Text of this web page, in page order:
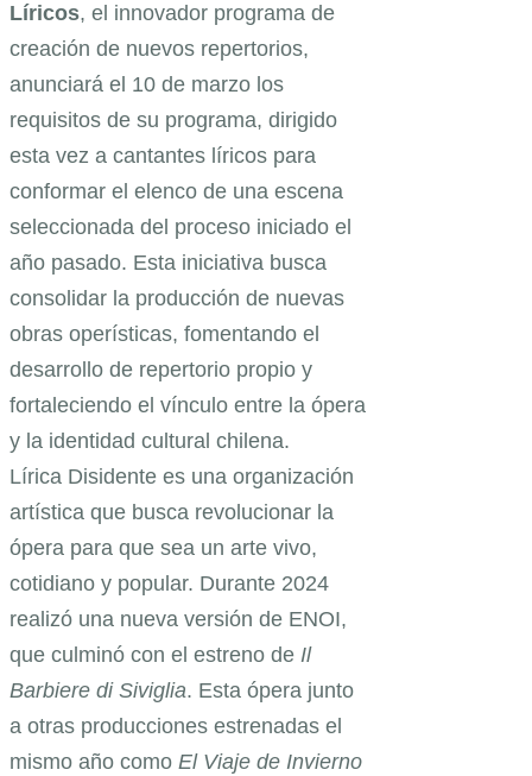
Líricos, el innovador programa de
creación de nuevos repertorios,
anunciará el 10 de marzo los
requisitos de su programa, dirigido
esta vez a cantantes líricos para
conformar el elenco de una escena
seleccionada del proceso iniciado el
año pasado. Esta iniciativa busca
consolidar la producción de nuevas
obras operísticas, fomentando el
desarrollo de repertorio propio y
fortaleciendo el vínculo entre la ópera
y la identidad cultural chilena.
Lírica Disidente es una organización
artística que busca revolucionar la
ópera para que sea un arte vivo,
cotidiano y popular. Durante 2024
realizó una nueva versión de ENOI,
que culminó con el estreno de Il
Barbiere di Siviglia. Esta ópera junto
a otras producciones estrenadas el
mismo año como El Viaje de Invierno